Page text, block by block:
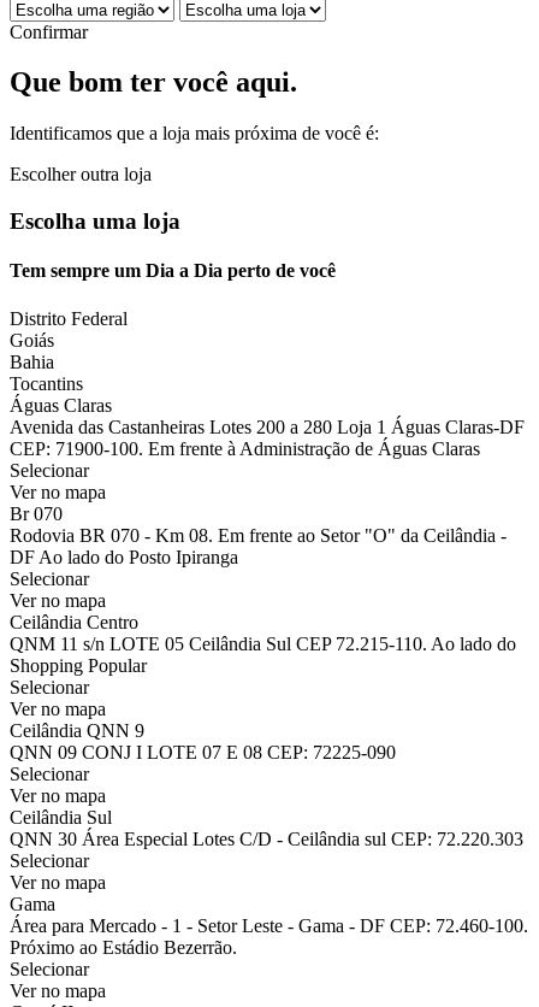
Confirmar
Que bom ter você aqui.
Identificamos que a loja mais próxima de você é:
Escolher outra loja
Escolha uma loja
Tem sempre um Dia a Dia perto de você
Distrito Federal
Goiás
Bahia
Tocantins
Águas Claras
Avenida das Castanheiras Lotes 200 a 280 Loja 1 Águas Claras-DF
CEP: 71900-100. Em frente à Administração de Águas Claras
Selecionar
Ver no mapa
Br 070
Rodovia BR 070 - Km 08. Em frente ao Setor "O" da Ceilândia -
DF Ao lado do Posto Ipiranga
Selecionar
Ver no mapa
Ceilândia Centro
QNM 11 s/n LOTE 05 Ceilândia Sul CEP 72.215-110. Ao lado do
Shopping Popular
Selecionar
Ver no mapa
Ceilândia QNN 9
QNN 09 CONJ I LOTE 07 E 08 CEP: 72225-090
Selecionar
Ver no mapa
Ceilândia Sul
QNN 30 Área Especial Lotes C/D - Ceilândia sul CEP: 72.220.303
Selecionar
Ver no mapa
Gama
Área para Mercado - 1 - Setor Leste - Gama - DF CEP: 72.460-100.
Próximo ao Estádio Bezerrão.
Selecionar
Ver no mapa